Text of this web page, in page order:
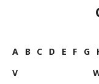
A B C D E F G
V